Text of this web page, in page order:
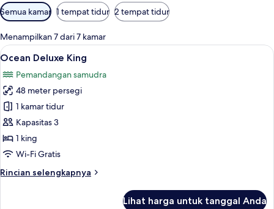
Filter
tersedia
untuk
kamar
Semua kamar 1 tempat tidur 2 tempat tidur
Menampilkan 7 dari 7 kamar
Lihat
semua
foto
untuk
Ocean
Deluxe
King
Ocean Deluxe King | Pemandangan
7
Ocean Deluxe King
Pemandangan samudra
48 meter persegi
1 kamar tidur
Kapasitas 3
1 king
Wi-Fi Gratis
Rincian selengkapnya
Rincian
Lihat harga untuk tanggal Anda